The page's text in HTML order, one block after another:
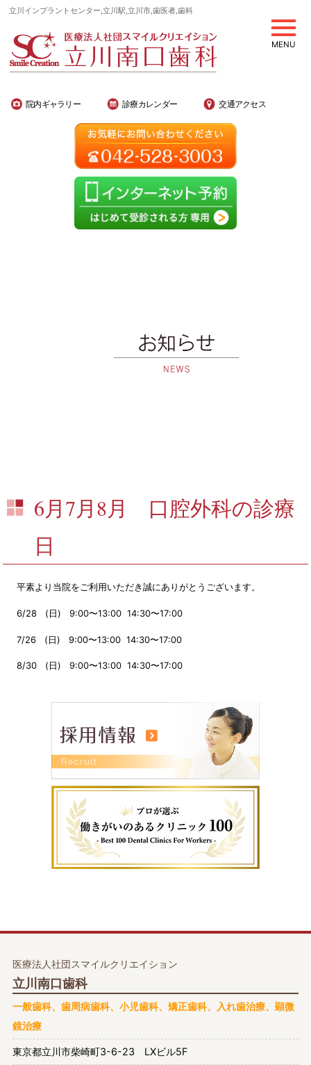
MENU
立川インプラントセンター,立川駅,立川市,歯医者,歯科
院内ギャラリー 診療カレンダー 交通アクセス
6月7月8月 口腔外科の診療
日
平素より当院をご利用いただき誠にありがとうございます。
6/28 (日) 9:00〜13:00 14:30〜17:00
7/26 (日) 9:00〜13:00 14:30〜17:00
8/30 (日) 9:00〜13:00 14:30〜17:00
医療法人社団スマイルクリエイション
立川南口歯科
一般歯科、歯周病歯科、小児歯科、矯正歯科、入れ歯治療、顕微
鏡治療
東京都立川市柴崎町3-6-23 LXビル5F